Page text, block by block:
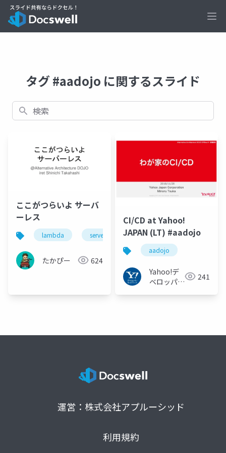
タグ #aadojo に関するスライド
検索
ここがつらいよ サーバ
ーレス
lambda serverless aadojo
たかぴー 624
CI/CD at Yahoo!
JAPAN (LT) #aadojo
aadojo
Yahoo!デ
ベロッパー
241
運営：株式会社アプルーシッド
利用規約